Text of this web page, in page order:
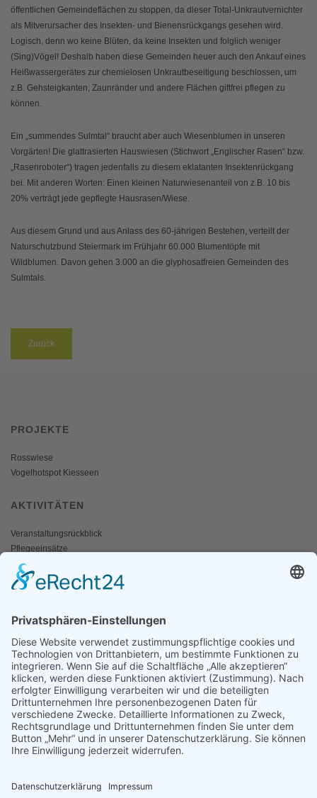
öffentlichen Gemeindeflächen zu stoppen, da dieser Total-Unkrautvernichter
als Mitverursacher des Insekten- und Bienensrückgangs gesehen wird.
Logisch, denn wo keine Blüten, da keine Insekten und folglich weniger
(Sing)Vögel! Deshalb haben diese Gemeinden heuer auch den Ankauf eines
Heißwassergerätes zur chemielosen Unkrautbeseitigung beschlossen, um
z.B. Gehsteigkanten, Zaunränder und andere Flächen giftfrei pflegen zu
können.
Ein „summendes Sulmtal“ braucht aber auch Wiesenblumen in unseren
Vorgärten! Die glattrasierten Hauswiesen (Stichwort „Englischer Rasen“ bzw.
„Rasenroboter“) tragen jedenfalls zu diesem eklatanten Insektenrückgang
bei. Mit anderen Worten: Einen kleinen Naturwiesenanteil von z.B. 10 bis
20% verträgt jede gepflegte Hausrasen/Wiese.
Aus diesem Grund und aus Anlass des 60-jährigen Bestehen, verteilt der
Naturschutzbund Steiermark im Frühjahr 60.000 Blumentöpfe mit
Wildblumen. Davon gehen 3.000 an die glyphosatfreien Gemeinden des
Sulmtals.
Zurück
PROJEKTE
Rosswiese
Vogelhotspot Kiesseen
AKTIVITÄTEN
Veranstaltungsrückblick
Pflegeeinsätze
AKTIV WERDEN
Mitgliedschaft
Spenden
SERVICE
Shop
Naturschutzbrief
News
Presse